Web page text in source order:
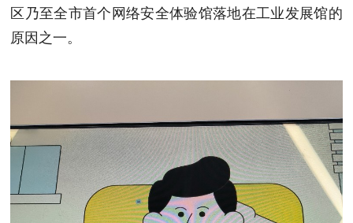
区乃至全市首个网络安全体验馆落地在工业发展馆的
原因之一。